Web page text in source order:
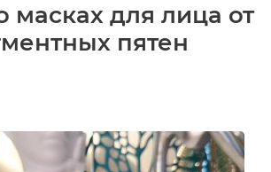
масках для лица от
пятен